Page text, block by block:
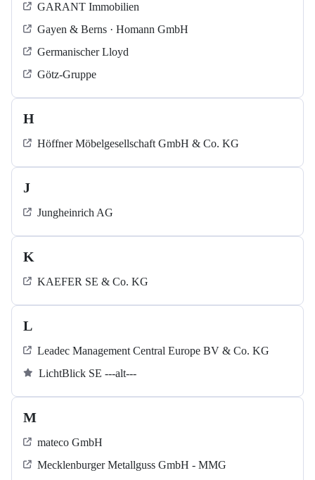
GARANT Immobilien
Gayen & Berns · Homann GmbH
Germanischer Lloyd
Götz-Gruppe
H
Höffner Möbelgesellschaft GmbH & Co. KG
J
Jungheinrich AG
K
KAEFER SE & Co. KG
L
Leadec Management Central Europe BV & Co. KG
LichtBlick SE ---alt---
M
mateco GmbH
Mecklenburger Metallguss GmbH - MMG